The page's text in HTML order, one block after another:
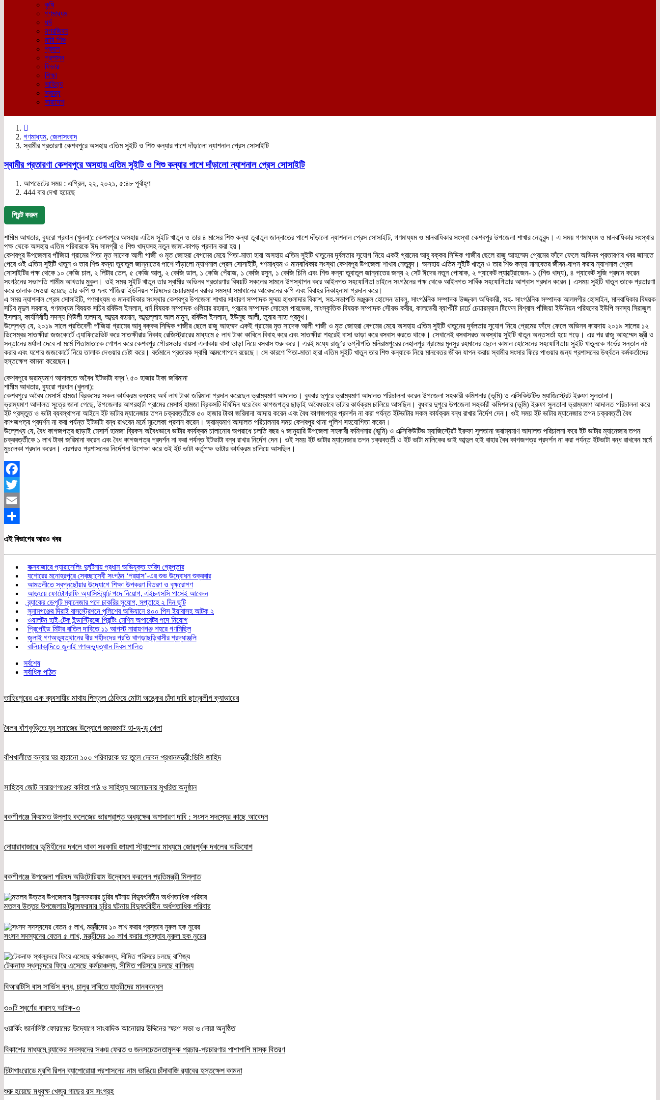
কৃষি
গণমাধ্যম
ধর্ম
নগরজিবন
নারি-শিশু
প্রবাস
প্রশাসন
ফিচার
শিক্ষা
সাহিত্য
স্বাস্থ্য
সারাদেশ
গণমাধ্যম, জেলাসংবাদ
স্বামীর প্রতারণা কেশবপুরে অসহায় এতিম সুইটি ও শিশু কন্যার পাশে দাঁড়ালো ন্যাশনাল প্রেস সোসাইটি
স্বামীর প্রতারণা কেশবপুরে অসহায় এতিম সুইটি ও শিশু কন্যার পাশে দাঁড়ালো ন্যাশনাল প্রেস সোসাইটি
আপডেটের সময় : এপ্রিল, ২২, ২০২১, ৫:৪৮ পূর্বাহ্ণ
444 বার দেখা হয়েছে
প্রিন্ট করুন
শামীম আখতার, ব্যুরো প্রধান (খুলনা): কেশবপুরে অসহায় এতিম সুইটি খাতুন ও তার ৪ মাসের শিশু কন্যা তুবাতুল জান্নাতের পাশে দাঁড়ালো ন্যাশনাল প্রেস সোসাইটি, গণমাধ্যম ও মানবাধিকার সংস্থা কেশবপুর উপজেলা শাখার নেতৃবৃন্দ। এ সময় গণমাধ্যম ও মানবাধিকার সংস্থার
পক্ষ থেকে অসহায় এতিম পরিবারকে ঈদ সামগ্রী ও শিশু খাদ্যসহ নতুন জামা-কাপড় প্রদান করা হয়।
কেশবপুর উপজেলার পাঁজিয়া গ্রামের পিতা মৃত সাদেক আলী গাজী ও মৃত জোহরা বেগমের মেয়ে পিতা-মাতা হারা অসহায় এতিম সুইটি খাতুনের দূর্বলতার সুযোগ নিয়ে একই গ্রামের আবু বক্কর সিদ্দিক গাজীর ছেলে রাজু আহম্মেদ প্রেমের ফাঁদে ফেলে অভিনব প্রতারণার খবর জানতে
পেরে ওই এতিম সুইটি খাতুন ও তার শিশু কন্যা তুবাতুল জান্নাতের পাশে দাঁড়ালো ন্যাশনাল প্রেস সোসাইটি, গণমাধ্যম ও মানবাধিকার সংস্থা কেশবপুর উপজেলা শাখার নেতৃবৃন্দ। অসহায় এতিম সুইটি খাতুন ও তার শিশু কন্যা মানবেতর জীবন-যাপন করায় ন্যাশনাল প্রেস
সোসাইটির পক্ষ থেকে ১০ কেজি চাল, ২ লিটার তেল, ৫ কেজি আলু, ২ কেজি ডাল, ১ কেজি পেঁয়াজ, ১ কেজি রসুন, ১ কেজি চিনি এবং শিশু কন্যা তুবাতুল জান্নাতের জন্য ২ সেট ঈদের নতুন পোষাক, ২ প্যাকেট ল্যাক্ট্রোজেন- ১ (শিশু খাদ্য), ৪ প্যাকেট সুজি প্রদান করেন
সংগঠনের সভাপতি শামীম আখতার মুকুল। ওই সময় সুইটি খাতুন তার স্বামীর অভিনব প্রতারণার বিষয়টি সকলের সামনে উপস্থাপন করে আইনগত সহযোগিতা চাইলে সংগঠনের পক্ষ থেকে আইনগত সার্বিক সহযোগিতার আশ্বাস প্রদান করেন। এসময় সুইটি খাতুন তাকে প্রতারণা
করে তালাক দেওয়া হয়েছে তার কপি ও ৭নং পাঁজিয়া ইউনিয়ন পরিষদের চেয়ারম্যান বরাবর সমস্যা সমাধানের আবেদনের কপি এবং বিবাহর নিকাহ্নামা প্রদান করে।
এ সময় ন্যাশনাল প্রেস সোসাইটি, গণমাধ্যম ও মানবাধিকার সংস্থার কেশবপুর উপজেলা শাখার সাধারণ সম্পাদক সুম্ময় হাওলাদার বিকাশ, সহ-সভাপতি মঞ্জুরুল হোসেন ডাবলু, সাংগঠনিক সম্পাদক উজ্জ্বল অধিকারী, সহ- সাংগঠনিক সম্পাদক আলমগীর হোসাইন, মানবাধিকার বিষয়ক
সচিব মৃদুল সরকার, গণমাধ্যম বিষয়ক সচিব রবিউল ইসলাম, ধর্ম বিষয়ক সম্পাদক ওলিয়ার রহমান, প্রচার সম্পাদক সোহেল পারভেজ, সাংস্কৃতিক বিষয়ক সম্পাদক সৌরভ কবীর, কালভেরী ব্যাপ্টীষ্ট চার্চে চেয়ারম্যান ষ্টিফেন বিশ্বাস পাঁজিয়া ইউনিয়ন পরিষদের ইউপি সদস্য সিরাজুল
ইসলাম, কার্যনির্বাহী সদস্য শিউলী হালদার, আব্দুর রহমান, আব্দুল্লাহ আল মামুন, রবিউল ইসলাম, ইউনুছ আলী, তুষার সাহা প্রমুখ।
উল্লেখ্য যে, ২০১৯ সালে প্রতিবেশী পাঁজিয়া গ্রামের আবু বক্কর সিদ্দিক গাজীর ছেলে রাজু আহম্মদ একই গ্রামের মৃত সাদেক আলী গাজী ও মৃত জোহরা বেগমের মেয়ে অসহায় এতিম সুইটি খাতুনের দূর্বলতার সুযোগ নিয়ে প্রেমের ফাঁদে ফেলে অভিনব কায়দায় ২০১৯ সালের ১২
ডিসেম্বর সাতক্ষীরা জজকোর্টে এ্যাফিডেভিট করে সাতক্ষীরার নিকাহ রেজিস্ট্রারের মাধ্যমে ৫ লাখ টাকা কাবিনে বিবাহ করে এবং সাতক্ষীরা শহরেই বাসা ভাড়া করে বসবাস করতে থাকে। সেখানেই বসবাসরত অবস্থায় সুইটি খাতুন অন্তসর্তা হয়ে পড়ে। এর পর রাজু আহম্মেদ স্ত্রী ও
সন্তানের মর্যাদা দেবে না মর্মে পিতামাতাকে গোপন করে কেশবপুর পৌরসভার বায়সা এলাকায় বাসা ভাড়া নিয়ে বসবাস শুরু করে। এরই মধ্যে রাজু’র ভগ্নীপতি মনিরামপুরের নেহালপুর গ্রামের মুনসুর রহমানের ছেলে কামাল হোসেনের সহযোগিতায় সুইটি খাতুনকে গর্ভের সন্তান নষ্ট
করার এবং যশোর জজকোর্টে নিয়ে তালাক দেওয়ার চেষ্টা করে। বর্তমানে প্রতারক স্বামী আত্মগোপনে রয়েছে। সে কারণে পিতা-মাতা হারা এতিম সুইটি খাতুন তার শিশু কন্যাকে নিয়ে মানবেতর জীবন যাপন করায় স্বামীর সংসার ফিরে পাওয়ার জন্য প্রশাসনের উর্ধ্বতন কর্মকর্তাদের
হস্তক্ষেপ কামনা করেছেন।
কেশবপুরে ভ্রাম্যমাণ আদালতে অবৈধ ইটভাটা বন্ধ \ ৫০ হাজার টাকা জরিমানা
শামীম আখতার, ব্যুরো প্রধান (খুলনা):
কেশবপুরে অবৈধ মেসার্স হামজা ব্রিকসের সকল কার্যক্রম বন্ধসহ অর্ধ লাখ টাকা জরিমানা প্রদান করেছেন ভ্রাম্যমাণ আদালত। বুধবার দুপুরে ভ্রাম্যমাণ আদালত পরিচালনা করেন উপজেলা সহকারী কমিশনার (ভূমি) ও এক্সিকিউটিভ ম্যাজিস্ট্রেট ইরুফা সুলতানা।
ভ্রাম্যমাণ আদালত সূত্রে জানা গেছে, উপজেলার আগরহাটী গ্রামের মেসার্স হামজা ব্রিকসটি দীর্ঘদিন ধরে বৈধ কাগজপত্র ছাড়াই অবৈধভাবে ভাটার কার্যক্রম চালিয়ে আসছিল। বুধবার দুপুরে উপজেলা সহকারী কমিশনার (ভূমি) ইরুফা সুলতানা ভ্রাম্যমাণ আদালত পরিচালনা করে
ইট প্রস্তুত ও ভাটা ব্যবস্থাপনা আইনে ইট ভাটার ম্যানেজার তপন চক্রবর্ত্তীকে ৫০ হাজার টাকা জরিমানা আদায় করেন এবং বৈধ কাগজপত্র প্রদর্শন না করা পর্যন্ত ইটভাটার সকল কার্যক্রম বন্ধ রাখার নির্দেশ দেন। ওই সময় ইট ভাটার ম্যানেজার তপন চক্রবর্ত্তী বৈধ
কাগজপত্র প্রদর্শন না করা পর্যন্ত ইটভাটা বন্ধ রাখবেন মর্মে মুচলেকা প্রদান করেন। ভ্রাম্যমাণ আদালত পরিচালনার সময় কেশবপুর থানা পুলিশ সহযোগিতা করেন।
উল্লেখ্য যে, বৈধ কাগজপত্র ছাড়াই মেসার্স হামজা ব্রিকস অবৈধভাবে ভাটার কার্যক্রম চালানোর অপরাধে চলতি বছর ৭ জানুয়ারি উপজেলা সহকারী কমিশনার (ভূমি) ও এক্সিকিউটিভ ম্যাজিস্ট্রেট ইরুফা সুলতানা ভ্রাম্যমাণ আদালত পরিচালনা করে ইট ভাটার ম্যানেজার তপন
চক্রবর্ত্তীকে ১ লাখ টাকা জরিমানা করেন এবং বৈধ কাগজপত্র প্রদর্শন না করা পর্যন্ত ইটভাটা বন্ধ রাখার নির্দেশ দেন। ওই সময় ইট ভাটার ম্যানেজার তপন চক্রবর্ত্তী ও ইট ভাটা মালিকের ভাই আব্দুল হাই বাহার বৈধ কাগজপত্র প্রদর্শন না করা পর্যন্ত ইটভাটা বন্ধ রাখবেন মর্মে
মুচলেকা প্রদান করেন। এরপরও প্রশাসনের নির্দেশনা উপেক্ষা করে ওই ইট ভাটা কর্তৃপক্ষ ভাটার কার্যক্রম চালিয়ে আসছিল।
Facebook
Twitter
Email
এই বিভাগের আরও খবর
কক্সবাজারে প্যারাসেলিং দুর্ঘটনায় প্রধান অভিযুক্ত ফরিদ গ্রেপ্তার
যশোরের মনোহরপুরে স্বেচ্ছাসেবী সংগঠন ‘প্রয়াস’-এর শুভ উদ্বোধন শুক্রবার
আমতলীতে স্বপ্নছোঁয়ার উদ্যোগে শিক্ষা উপকরণ বিতরণ ও বৃক্ষরোপণ
আড়ংয়ে ফোটোগ্রাফি অ্যাসিস্ট্যান্ট পদে নিয়োগ, এইচএসসি পাসেই আবেদন
ব্র্যাকের ডেপুটি ম্যানেজার পদে চাকরির সুযোগ, সপ্তাহে ২ দিন ছুটি
সুনামগঞ্জের দিরাই বাসস্ট্রেশনে পুলিশের অভিযানে ৪০০ পিস ইয়াবাসহ আটক ২
ওয়ালটন হাই-টেক ইন্ডাস্ট্রিজে প্রিন্টিং মেশিন অপারেটর পদে নিয়োগ
প্রিপেইড মিটার বাতিল দাবিতে ১১ আগস্ট নারায়ণগঞ্জ শহরে গণমিছিল
জুলাই গণঅভ্যুত্থানের বীর শহীদদের প্রতি খাগড়াছড়িবাসীর শ্রদ্ধাঞ্জলি
বালিয়াকান্দিতে জুলাই গণঅভ্যুত্থান দিবস পালিত
সর্বশেষ
সর্বাধিক পঠিত
তাহিরপুরের এক ব্যবসায়ীর মাথায় পিস্তল ঠেকিয়ে মোটা অঙ্কের চাঁদা দাবি ছাত্রলীগ ক্যাডারের
বৈলর বাঁশকুড়িতে যুব সমাজের উদ্যোগে জমজমাট হা-ডু-ডু খেলা
বাঁশখালীতে বন্যায় ঘর হারানো ১০০ পরিবারকে ঘর তুলে দেবেন প্রধানমন্ত্রী:ডিসি জাহিদ
সাহিত্য জোট নারায়ণগঞ্জের কবিতা পাঠ ও সাহিত্য আলোচনায় মুখরিত অনুষ্ঠান
বকশীগঞ্জে কিয়ামত উল্লাহ কলেজের ভারপ্রাপ্ত অধ্যক্ষের অপসারণ দাবি : সংসদ সদস্যের কাছে আবেদন
দোয়ারাবাজারে ভূমিহীনের দখলে থাকা সরকারি জায়গা স্ট্যাম্পের মাধ্যমে জোরপূর্বক দখলের অভিযোগ
বকশীগঞ্জে উপজেলা পরিষদ অডিটোরিয়াম উদ্বোধন করলেন প্রতিমন্ত্রী মিল্লাত
মতলব উত্তর উপজেলায় ট্রান্সফরমার চুরির ঘটনায় বিদ্যুৎবিহীন অর্ধশতাধিক পরিবার
সংসদ সদস্যদের বেতন ৫ লাখ, মন্ত্রীদের ১০ লাখ করার প্রস্তাব নুরুল হক নুরের
টেকনাফ স্থলবন্দরে ফিরে এসেছে কর্মচাঞ্চল্য, সীমিত পরিসরে চলছে বাণিজ্য
বিআরটিসি বাস সার্ভিস বন্ধ, চালুর দাবিতে যাত্রীদের মানববন্ধন
৩০টি স্বর্ণের বারসহ আটক-৩
ওয়ার্কিং জার্নালিষ্ট ফোরামের উদ্যোগে সাংবাদিক আনোয়ার উদ্দিনের স্মরণ সভা ও দোয়া অনুষ্ঠিত
বিকাশের মাধ্যমে ব্র্যাকের সদস্যদের সঞ্চয় ফেরত ও জনসচেতনতামূলক প্রচার-প্রচারণার পাশাপাশি মাস্ক বিতরণ
চিটাগাংরোডে মুরগি রিপন ব্যাপোরোয়া প্রশাসনের নাম ভাঙিয়ে চাঁদাবাজি র‌্যাবের হস্তক্ষেপ কামনা
শুরু হয়েছে মধুবৃক্ষ খেজুর গাছের রস সংগ্রহ